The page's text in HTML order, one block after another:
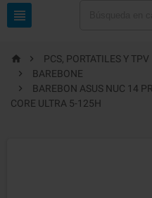

  PCS, PORTATILES Y TPV

BAREBONE

BAREBON ASUS NUC 14
CORE ULTRA 5-125H